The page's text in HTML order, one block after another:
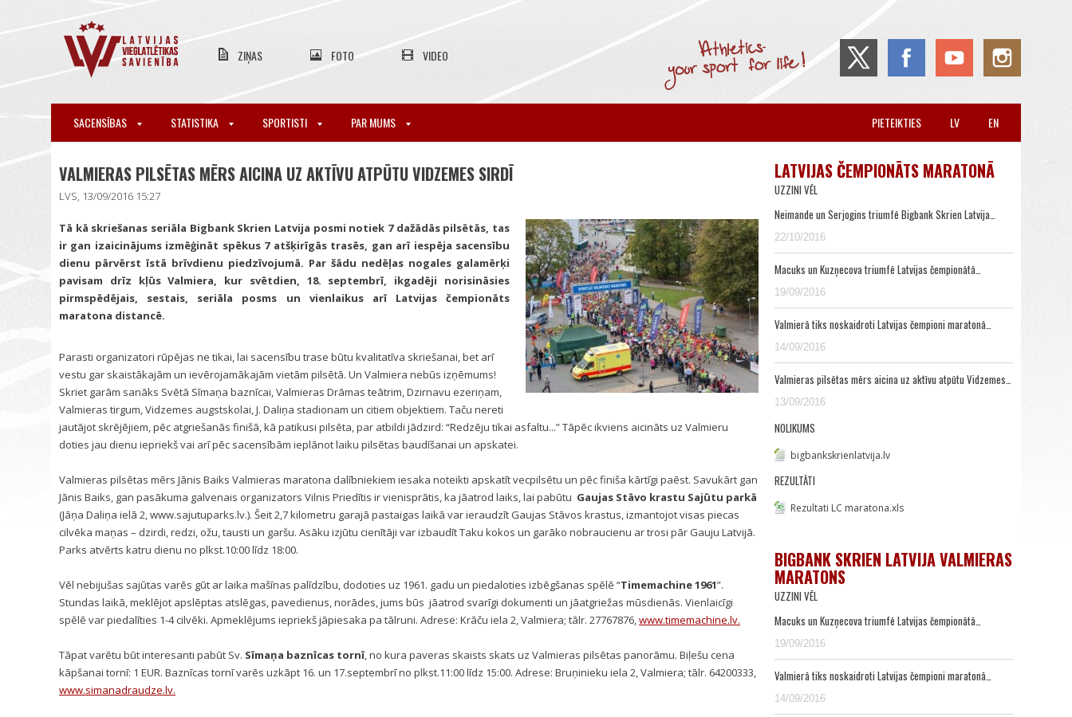
ZIŅAS FOTO VIDEO
SACENSĪBAS STATISTIKA SPORTISTI PAR MUMS EN
LV
PIETEIKTIES
VALMIERAS PILSĒTAS MĒRS AICINA UZ AKTĪVU ATPŪTU VIDZEMES SIRDĪ
LVS, 13/09/2016 15:27
Tā kā skriešanas seriāla Bigbank Skrien Latvija posmi notiek 7 dažādās pilsētās, tas
ir gan izaicinājums izmēģināt spēkus 7 atšķirīgās trasēs, gan arī iespēja sacensību
dienu pārvērst īstā brīvdienu piedzīvojumā. Par šādu nedēļas nogales galamērķi
pavisam drīz kļūs Valmiera, kur svētdien, 18. septembrī, ikgadēji norisināsies
pirmspēdējais, sestais, seriāla posms un vienlaikus arī Latvijas čempionāts
maratona distancē.
Parasti organizatori rūpējas ne tikai, lai sacensību trase būtu kvalitatīva skriešanai, bet arī
vestu gar skaistākajām un ievērojamākajām vietām pilsētā. Un Valmiera nebūs izņēmums!
Skriet garām sanāks Svētā Sīmaņa baznīcai, Valmieras Drāmas teātrim, Dzirnavu ezeriņam,
Valmieras tirgum, Vidzemes augstskolai, J. Daliņa stadionam un citiem objektiem. Taču nereti
jautājot skrējējiem, pēc atgriešanās finišā, kā patikusi pilsēta, par atbildi jādzird: “Redzēju tikai asfaltu...” Tāpēc ikviens aicināts uz Valmieru
doties jau dienu iepriekš vai arī pēc sacensībām ieplānot laiku pilsētas baudīšanai un apskatei.
Valmieras pilsētas mērs Jānis Baiks Valmieras maratona dalībniekiem iesaka noteikti apskatīt vecpilsētu un pēc finiša kārtīgi paēst. Savukārt gan
Jānis Baiks, gan pasākuma galvenais organizators Vilnis Priedītis ir vienisprātis, ka jāatrod laiks, lai pabūtu Gaujas Stāvo krastu Sajūtu parkā
(Jāņa Daliņa ielā 2, www.sajutuparks.lv.). Šeit 2,7 kilometru garajā pastaigas laikā var ieraudzīt Gaujas Stāvos krastus, izmantojot visas piecas
cilvēka maņas – dzirdi, redzi, ožu, tausti un garšu. Asāku izjūtu cienītāji var izbaudīt Taku kokos un garāko nobraucienu ar trosi pār Gauju Latvijā.
Parks atvērts katru dienu no plkst.10:00 līdz 18:00.
Vēl nebijušas sajūtas varēs gūt ar laika mašīnas palīdzību, dodoties uz 1961. gadu un piedaloties izbēgšanas spēlē “Timemachine 1961”.
Stundas laikā, meklējot apslēptas atslēgas, pavedienus, norādes, jums būs jāatrod svarīgi dokumenti un jāatgriežas mūsdienās. Vienlaicīgi
spēlē var piedalīties 1-4 cilvēki. Apmeklējums iepriekš jāpiesaka pa tālruni. Adrese: Krāču iela 2, Valmiera; tālr. 27767876,www.timemachine.lv.
Tāpat varētu būt interesanti pabūt Sv. Sīmaņa baznīcas tornī, no kura paveras skaists skats uz Valmieras pilsētas panorāmu. Biļešu cena
kāpšanai tornī: 1 EUR. Baznīcas tornī varēs uzkāpt 16. un 17.septembrī no plkst.11:00 līdz 15:00. Adrese: Bruņinieku iela 2, Valmiera; tālr. 64200333,
www.simanadraudze.lv.
LATVIJAS ČEMPIONĀTS MARATONĀ
UZZINI VĒL
Neimande un Serjogins triumfē Bigbank Skrien Latvija…
22/10/2016
Macuks un Kuzņecova triumfē Latvijas čempionātā…
19/09/2016
Valmierā tiks noskaidroti Latvijas čempioni maratonā…
14/09/2016
Valmieras pilsētas mērs aicina uz aktīvu atpūtu Vidzemes…
13/09/2016
NOLIKUMS
bigbankskrienlatvija.lv
REZULTĀTI
Rezultati LC maratona.xls
BIGBANK SKRIEN LATVIJA VALMIERAS
MARATONS
UZZINI VĒL
Macuks un Kuzņecova triumfē Latvijas čempionātā…
19/09/2016
Valmierā tiks noskaidroti Latvijas čempioni maratonā…
14/09/2016